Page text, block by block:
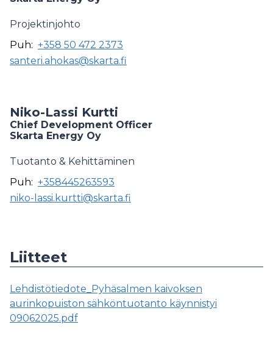
Projektinjohto
Puh: +358 50 472 2373
santeri.ahokas@skarta.fi
Niko-Lassi Kurtti
Chief Development Officer
Skarta Energy Oy
Tuotanto & Kehittäminen
Puh: +358445263593
niko-lassi.kurtti@skarta.fi
Liitteet
Lehdistötiedote_Pyhäsalmen kaivoksen
aurinkopuiston sähköntuotanto käynnistyi
09062025.pdf